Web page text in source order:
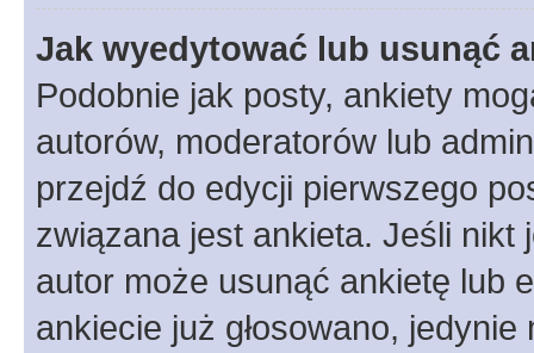
Jak wyedytować lub usunąć
Podobnie jak posty, ankiety
autorów, moderatorów lub
przejdź do edycji pierwszego
związana jest ankieta. Jeśli nikt
autor może usunąć ankietę lub
ankiecie już głosowano,